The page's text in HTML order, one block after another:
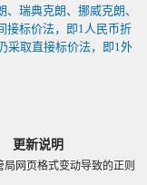
瑞典克朗、挪威克朗、
接标价法，即1人民币折
采取直接标价法，即1外
更新说明
局网页格式变动导致的正则